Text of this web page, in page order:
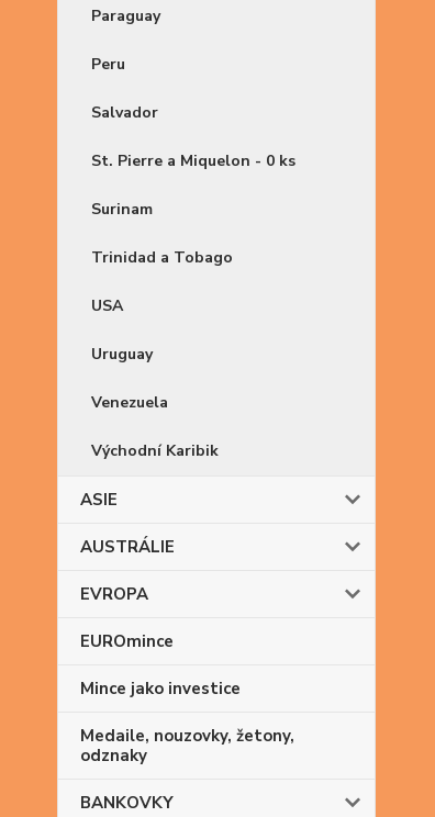
Paraguay
Peru
Salvador
St. Pierre a Miquelon - 0 ks
Surinam
Trinidad a Tobago
USA
Uruguay
Venezuela
Východní Karibik
ASIE
AUSTRÁLIE
EVROPA
EUROmince
Mince jako investice
Medaile, nouzovky, žetony,
odznaky
BANKOVKY